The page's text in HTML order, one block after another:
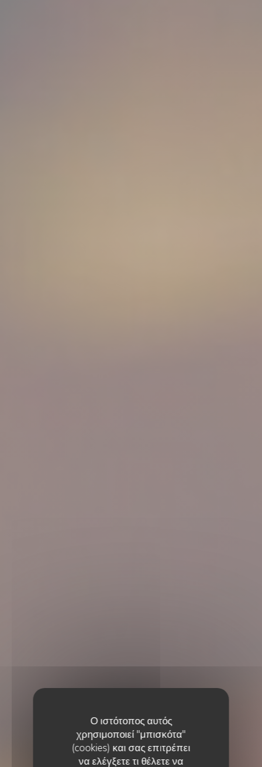
Ο ιστότοπος αυτός
χρησιμοποιεί "μπισκότα"
(cookies) και σας επιτρέπει
να ελέγξετε τι θέλετε να